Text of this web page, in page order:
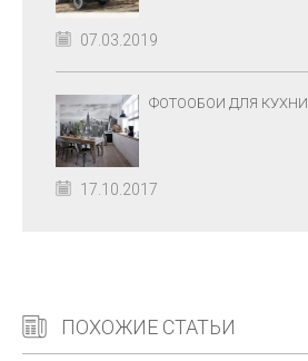
07.03.2019
ФОТООБОИ ДЛЯ КУХНИ
17.10.2017
ПОХОЖИЕ СТАТЬИ